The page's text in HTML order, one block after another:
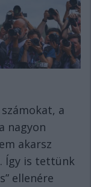
a
nagyon
akarsz
Így is tettünk
ellenére